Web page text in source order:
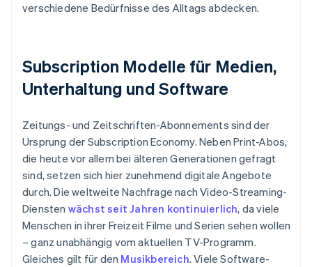
verschiedene Bedürfnisse des Alltags abdecken.
Subscription Modelle für Medien,
Unterhaltung und Software
Zeitungs- und Zeitschriften-Abonnements sind der
Ursprung der Subscription Economy. Neben Print-Abos,
die heute vor allem bei älteren Generationen gefragt
sind, setzen sich hier zunehmend digitale Angebote
durch. Die weltweite Nachfrage nach Video-Streaming-
Diensten wächst seit Jahren kontinuierlich, da viele
Menschen in ihrer Freizeit Filme und Serien sehen wollen
– ganz unabhängig vom aktuellen TV-Programm.
Gleiches gilt für den Musikbereich. Viele Software-